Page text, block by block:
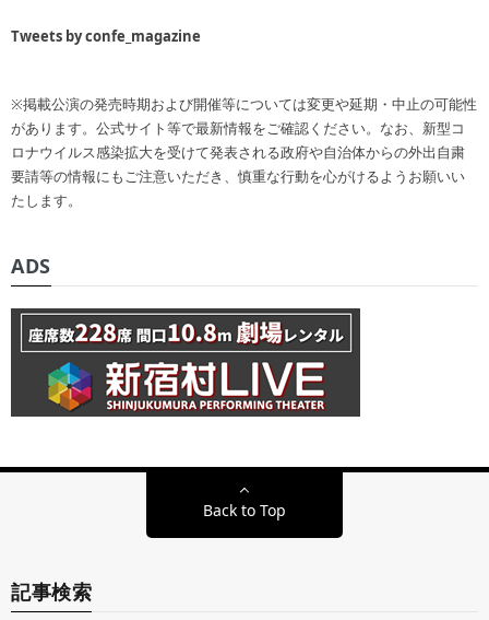
Tweets by confe_magazine
※掲載公演の発売時期および開催等については変更や延期・中止の可能性
があります。公式サイト等で最新情報をご確認ください。なお、新型コ
ロナウイルス感染拡大を受けて発表される政府や自治体からの外出自粛
要請等の情報にもご注意いただき、慎重な行動を心がけるようお願いい
たします。
ADS
Back to Top
記事検索